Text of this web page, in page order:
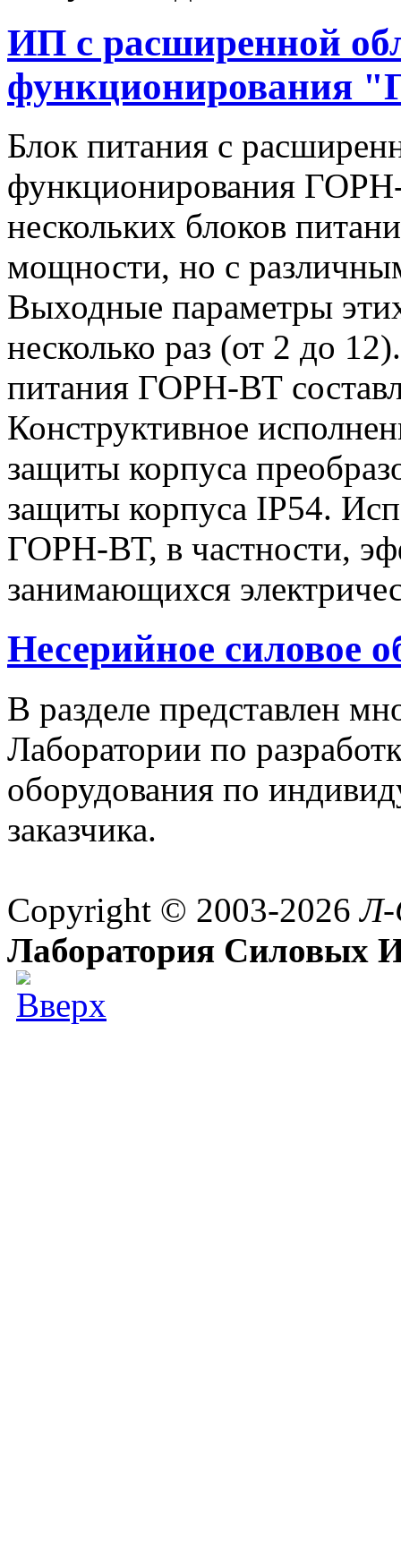
ИП с расширенной
функционирования
Блок питания с
функционирования
нескольких блоков
мощности, но с
Выходные параметры
несколько раз (от 2 до
питания ГОРН-ВТ
Конструктивное
защиты корпуса
защиты корпуса IP54.
ГОРН-ВТ, в частности,
занимающихся
Несерийное силовое
В разделе представлен
Лаборатории по
оборудования по
заказчика.
Copyright © 2003-2026
Лаборатория Силовых